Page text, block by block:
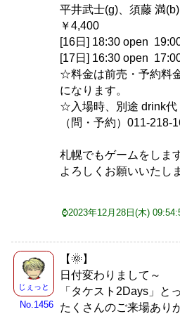
平井武士(g)、須藤 満(b)
￥4,400
[16日] 18:30 open
[17日] 16:30 open
☆料金は前売・予約料
になります。
☆入場時、別途 drink代
（問・予約）011-
札幌でもゲームをしま
よろしくお願いいたし
⌚2023年12月28日(木)
じぇっと
No.1456
【🌞】
日付変わりまして～
「タケスト2Days」と
たくさんのご来場あり